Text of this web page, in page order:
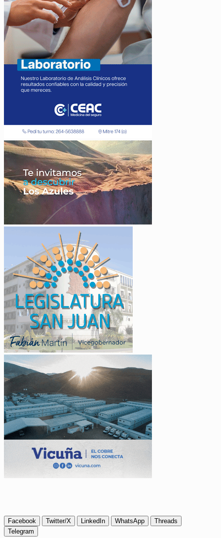
Facebook Twitter/X LinkedIn WhatsApp
Threads
Telegram